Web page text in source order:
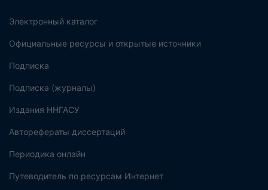
Электронный каталог
Официальные ресурсы и открытые источники
Подписка
Подписка (журналы)
Издания ННГАСУ
Авторефераты диссертаций
Периодика онлайн
Путеводитель по ресурсам Интернет